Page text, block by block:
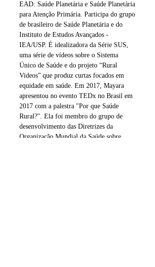
EAD: Saúde Planetária e Saúde Planetária
para Atenção Primária. Participa do grupo
de brasileiro de Saúde Planetária e do
Instituto de Estudos Avançados -
IEA/USP. É idealizadora da Série SUS,
uma série de vídeos sobre o Sistema
Único de Saúde e do projeto “Rural
Videos” que produz curtas focados em
equidade em saúde. Em 2017, Mayara
apresentou no evento TEDx no Brasil em
2017 com a palestra "Por que Saúde
Rural?". Ela foi membro do grupo de
desenvolvimento das Diretrizes da
Organização Mundial da Saúde sobre